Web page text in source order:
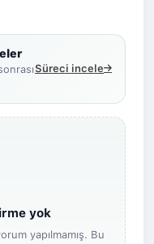
Süreci incele
yok
yapılmamış. Bu